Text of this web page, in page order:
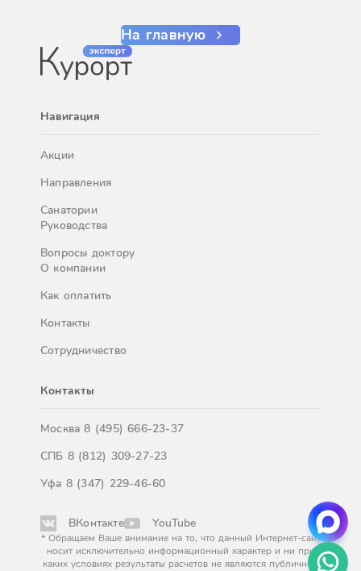
На главную
Навигация
Акции
Направления
Санатории
Руководства
Вопросы доктору
О компании
Как оплатить
Контакты
Сотрудничество
Контакты
Москва8 (495) 666-23-37
СПБ 8 (812) 309-27-23
Уфа 8 (347) 229-46-60
ВКонтакте YouTube
* Обращаем Ваше внимание на то, что данный Интернет-сайт
носит исключительно информационный характер и ни при
каких условиях результаты расчетов не являются публичной